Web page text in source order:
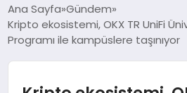
TEKNOLOJI
Ana Sayfa Gündem
Kripto ekosistemi, OKX TR UniFi
Programı ile kampüslere taşınıyor